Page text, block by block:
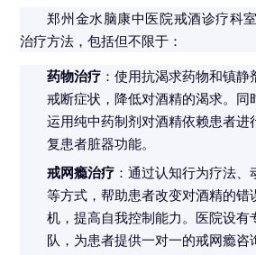
郑州金水脑康中医院戒酒诊疗科
治疗方法，包括但不限于：
药物治疗 ：使用抗渴求药物和镇
戒断症状，降低对酒精的渴求。同
运用纯中药制剂对酒精依赖患者进
复患者脏器功能。
戒网瘾治疗 ：通过认知行为疗法
等方式，帮助患者改变对酒精的错
机，提高自我控制能力。医院设有
队，为患者提供一对一的戒网瘾咨